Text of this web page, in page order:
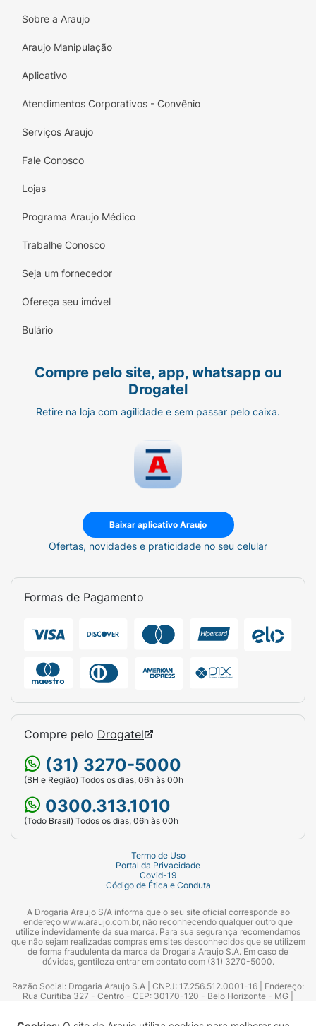
Sobre a Araujo
Araujo Manipulação
Aplicativo
Atendimentos Corporativos - Convênio
Serviços Araujo
Fale Conosco
Lojas
Programa Araujo Médico
Trabalhe Conosco
Seja um fornecedor
Ofereça seu imóvel
Bulário
Compre pelo site, app, whatsapp ou
Drogatel
Retire na loja com agilidade e sem passar pelo caixa.
Baixar aplicativo Araujo
Ofertas, novidades e praticidade no seu celular
Formas de Pagamento
Compre pelo Drogatel
(31) 3270-5000
(BH e Região) Todos os dias, 06h às 00h
0300.313.1010
(Todo Brasil) Todos os dias, 06h às 00h
Termo de Uso
Portal da Privacidade
Covid-19
Código de Ética e Conduta
A Drogaria Araujo S/A informa que o seu site oficial corresponde ao
endereço www.araujo.com.br, não reconhecendo qualquer outro que
utilize indevidamente da sua marca. Para sua segurança recomendamos
que não sejam realizadas compras em sites desconhecidos que se utilizem
de forma fraudulenta da marca da Drogaria Araujo S.A. Em caso de
dúvidas, gentileza entrar em contato com (31) 3270-5000.
Razão Social: Drogaria Araujo S.A | CNPJ: 17.256.512.0001-16 | Endereço:
Rua Curitiba 327 - Centro - CEP: 30170-120 - Belo Horizonte - MG |